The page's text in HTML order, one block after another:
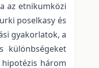
az etnikumközi
poselkasy és
gyakorlatok, a
különbségeket
három